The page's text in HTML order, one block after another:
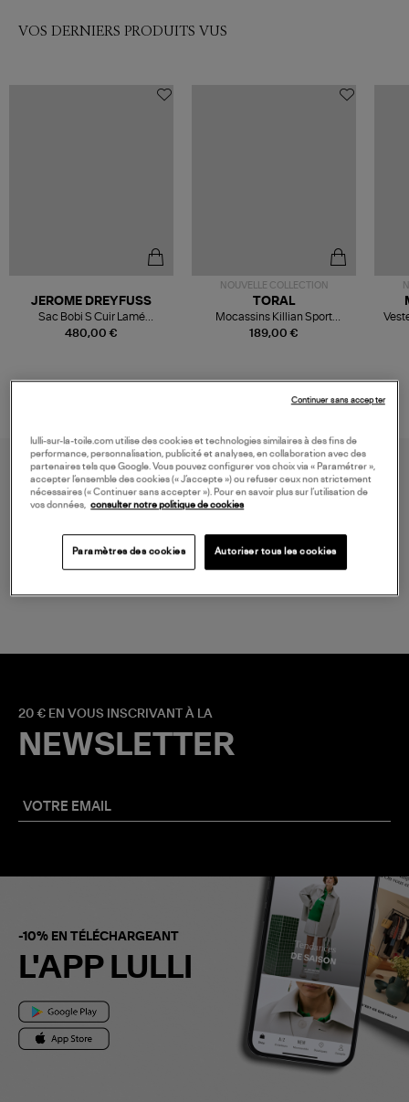
VOS DERNIERS PRODUITS VUS
480,00 €
JEROME DREYFUSS
Sac Bobi S Cuir Lamé
Champagne
NOUVELLE COLLECTION
189,00 €
TORAL
Mocassins Killian Sport
Mousse
LIVRAISON GRATUITE
20 € EN VOUS INSCRIVANT À LA
NEWSLETTER
-10% EN TÉLÉCHARGEANT
L'APP LULLI
lulli-sur-la-toile.com utilise des cookies et technologies similaires à des fins de
performance, personnalisation, publicité et analyses, en collaboration avec des
partenaires tels que Google. Vous pouvez configurer vos choix via « Paramétrer »,
accepter l’ensemble des cookies (« J’accepte ») ou refuser ceux non strictement
nécessaires (« Continuer sans accepter »). Pour en savoir plus sur l’utilisation de
vos données, consulter notre politique de cookies
Paramètres des cookies Autoriser tous les cookies
Continuer sans accepter